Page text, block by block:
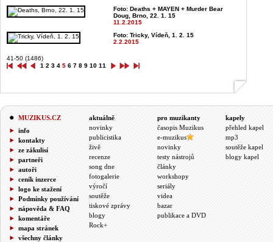
Foto: Deaths + MAYEN + Murder Bear
Doug, Brno, 22. 1. 15
11.2.2015
Foto: Tricky, Vídeň, 1. 2. 15
2.2.2015
41-50 (1486)
1 2 3 4 5 6 7 8 9 10 11
MUZIKUS.CZ
info
kontakty
ze zákulisí
partneři
autoři
ceník inzerce
logo ke stažení
Podmínky používání
nápověda & FAQ
komentáře
mapa stránek
všechny články
aktuálně
novinky
publicistika
živě
recenze
song dne
fotogalerie
výročí
soutěže
tiskové zprávy
blogy
Rock+
pro muzikanty
časopis Muzikus
e-muzikus
novinky
testy nástrojů
články
workshopy
seriály
videa
bazar
publikace a DVD
kapely
přehled kapel
mp3
soutěže kapel
blogy kapel